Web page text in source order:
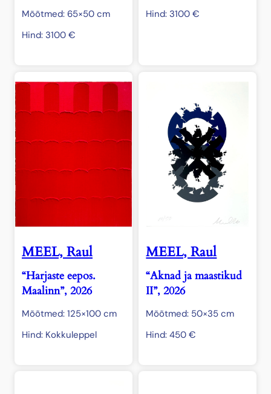
Mõõtmed: 65×50 cm
Hind: 3100 €
Hind:3100€
MEEL, Raul
“Harjaste eepos.
Maalinn”, 2026
Mõõtmed: 125×100 cm
Hind: Kokkuleppel
MEEL, Raul
“Aknad ja maastikud
II”, 2026
Mõõtmed: 50×35 cm
Hind:450€